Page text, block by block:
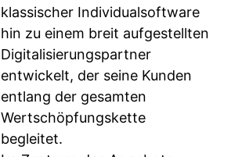
klassischer Individualsoftware
hin zu einem breit aufgestellten
Digitalisierungspartner
entwickelt, der seine Kunden
entlang der gesamten
Wertschöpfungskette
begleitet.